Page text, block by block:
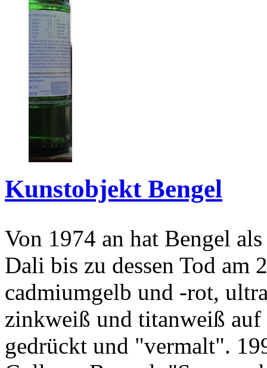
Kunstobjekt Bengel
Von 1974 an hat Bengel
Dali bis zu dessen Tod am
cadmiumgelb und -rot,
zinkweiß und titanweiß
gedrückt und "vermalt".